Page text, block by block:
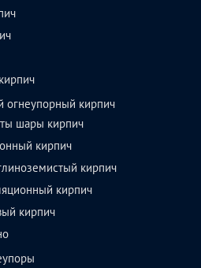
огнеупорный кирпич
шары кирпич
кирпич
кирпич
кирпич
кирпич